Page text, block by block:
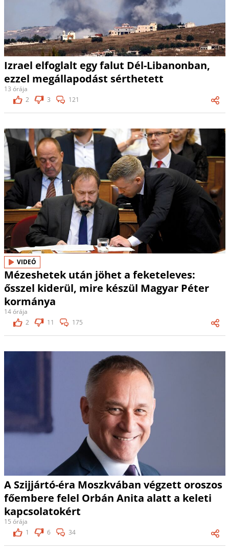
Izrael elfoglalt egy falut Dél-Libanonban,
ezzel megállapodást sérthetett
13 órája
2
3 121
VIDEÓ
Mézeshetek után jöhet a feketeleves:
ősszel kiderül, mire készül Magyar Péter
kormánya
14 órája
2
11 175
A Szijjártó-éra Moszkvában végzett oroszos
főembere felel Orbán Anita alatt a keleti
kapcsolatokért
15 órája
1
6 34